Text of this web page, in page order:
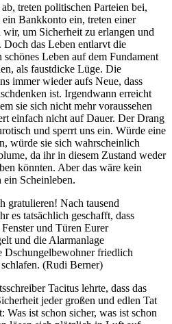
treten politischen Parteien bei,
Bankkonto ein, treten einer
um Sicherheit zu erlangen und
Doch das Leben entlarvt die
Leben auf dem Fundament
als faustdicke Lüge. Die
immer wieder aufs Neue, dass
ist. Irgendwann erreicht
sie sich nicht mehr voraussehen
einfach nicht auf Dauer. Der Drang
und sperrt uns ein. Würde eine
würde sie sich wahrscheinlich
da ihr in diesem Zustand weder
könnten. Aber das wäre kein
ein Scheinleben.
gratulieren! Nach tausend
es tatsächlich geschafft, dass
und Türen Eurer
und die Alarmanlage
Dschungelbewohner friedlich
(Rudi Berner)
Tacitus lehrte, dass das
jeder großen und edlen Tat
Was ist schon sicher, was ist schon